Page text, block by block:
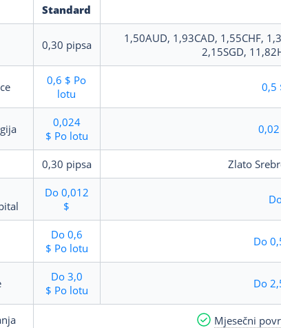
Standard
0,30 pipsa
1,50AUD, 1,93CAD, 1,55CHF,
2,15SGD,
0,6 $ Po
lotu
0,5
0,024
$ Po lotu
0,30 pipsa Zlato
Do 0,012
$
Do 0,6
$ Po lotu Do
Do 3,0
$ Po lotu Do
Mjesečni